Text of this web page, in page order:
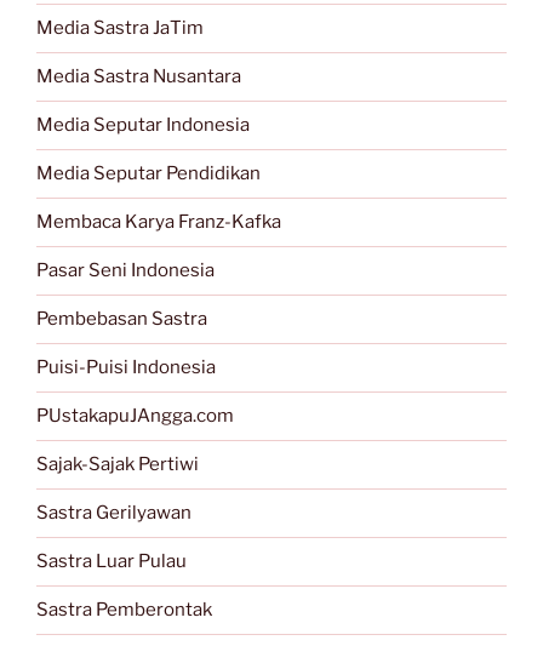
Media Sastra JaTim
Media Sastra Nusantara
Media Seputar Indonesia
Media Seputar Pendidikan
Membaca Karya Franz-Kafka
Pasar Seni Indonesia
Pembebasan Sastra
Puisi-Puisi Indonesia
PUstakapuJAngga.com
Sajak-Sajak Pertiwi
Sastra Gerilyawan
Sastra Luar Pulau
Sastra Pemberontak